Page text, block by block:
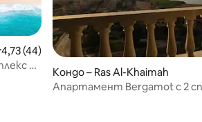
оценка: 4,73 от 5, 44 отзива
4,73 (44)
в
Кондо – Ras Al-Khaimah
Апартамент Bergamot с 2